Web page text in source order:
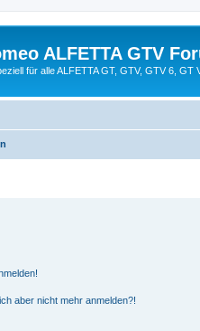
ALFETTA GTV
für alle ALFETTA GT, GTV, GTV 6, GT
aber nicht mehr anmelden?!